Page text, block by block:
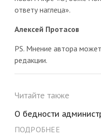
ответу наглеца».
Алексей Протасов
PS. Мнение автора
редакции.
Читайте также
О бедности
ПОДРОБНЕЕ